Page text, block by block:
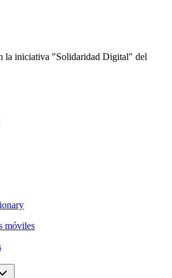
la iniciativa "Solidaridad Digital" del
móviles